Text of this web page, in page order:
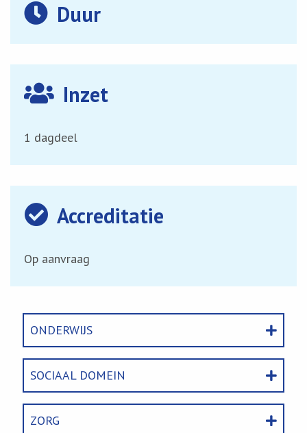
Duur
Inzet
1 dagdeel
Accreditatie
Op aanvraag
ONDERWIJS
SOCIAAL DOMEIN
ZORG